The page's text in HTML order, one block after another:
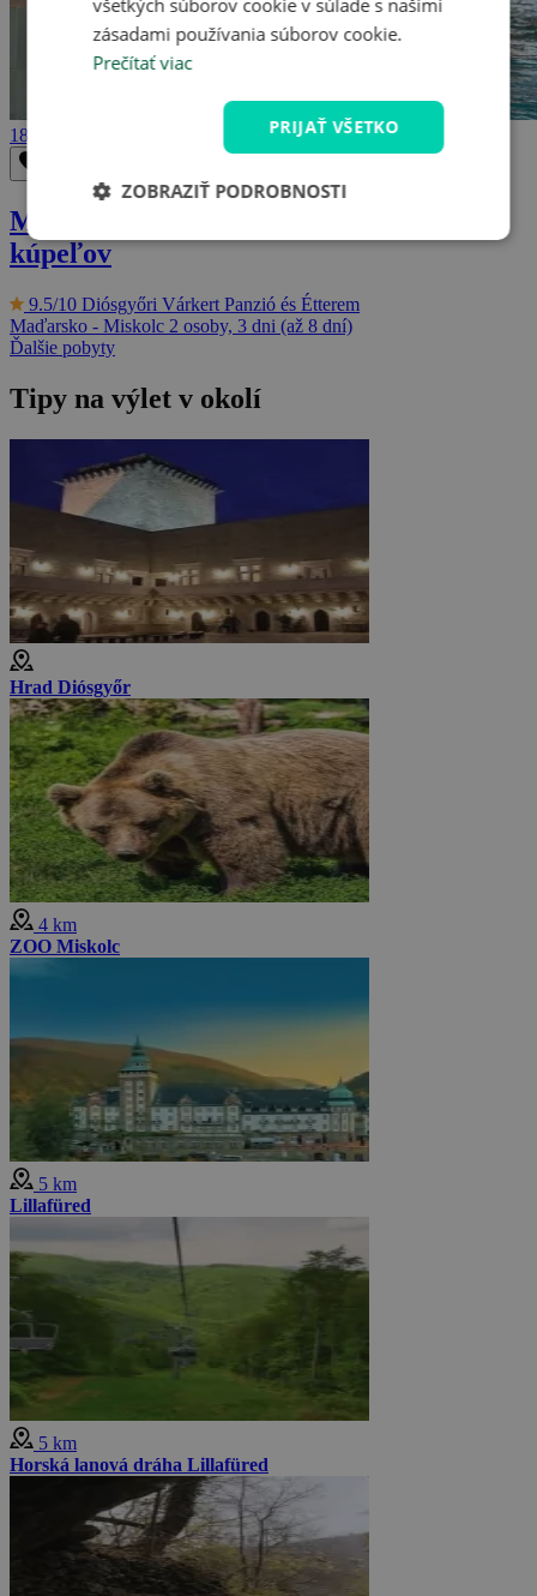
189 €
Miskolc so vstupom do termálnych
kúpeľov
9.5/10 Diósgyőri Várkert Panzió és Étterem
Maďarsko - Miskolc 2 osoby, 3 dni (až 8 dní)
Ďalšie pobyty
Tipy na výlet v okolí
Hrad Diósgyőr
4 km
ZOO Miskolc
5 km
Lillafüred
5 km
Horská lanová dráha Lillafüred
všetkých súborov cookie v súlade s našimi
zásadami používania súborov cookie.
Prečítať viac
PRIJAŤ VŠETKO
ZOBRAZIŤ PODROBNOSTI